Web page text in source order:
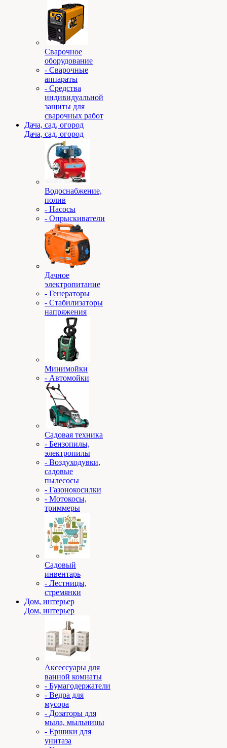
Сварочное
оборудование
- Сварочные
аппараты
- Средства
индивидуальной
защиты для
сварочных работ
Дача, сад, огород
Дача, сад, огород
Водоснабжение,
полив
- Насосы
- Опрыскиватели
Дачное
электропитание
- Генераторы
- Стабилизаторы
напряжения
Минимойки
- Автомойки
Садовая техника
- Бензопилы,
электропилы
- Воздуходувки,
садовые
пылесосы
- Газонокосилки
- Мотокосы,
триммеры
Садовый
инвентарь
- Лестницы,
стремянки
Дом, интерьер
Дом, интерьер
Аксессуары для
ванной комнаты
- Бумагодержатели
- Ведра для
мусора
- Дозаторы для
мыла, мыльницы
- Ершики для
унитаза